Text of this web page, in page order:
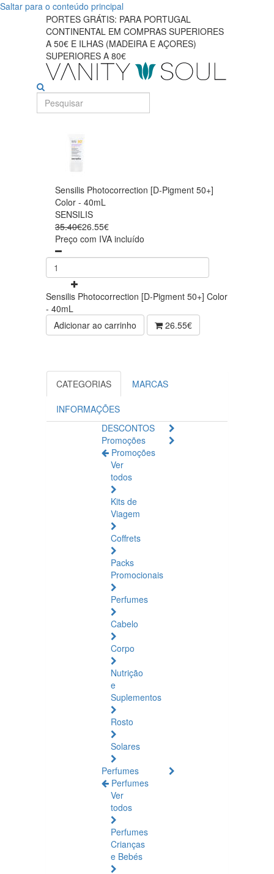
Saltar para o conteúdo principal
PORTES GRÁTIS: PARA PORTUGAL
CONTINENTAL EM COMPRAS SUPERIORES
A 50€ E ILHAS (MADEIRA E AÇORES)
SUPERIORES A 80€
Sensilis Photocorrection [D-Pigment 50+]
Color - 40mL
SENSILIS
35.40€26.55€
Preço com IVA incluído
Sensilis Photocorrection [D-Pigment 50+] Color
- 40mL
Adicionar ao carrinho
26.55€
CATEGORIAS MARCAS
INFORMAÇÕES
DESCONTOS
Promoções
Promoções
Ver
todos
Kits de
Viagem
Coffrets
Packs
Promocionais
Perfumes
Cabelo
Corpo
Nutrição
e
Suplementos
Rosto
Solares
Perfumes
Perfumes
Ver
todos
Perfumes
Crianças
e Bebés